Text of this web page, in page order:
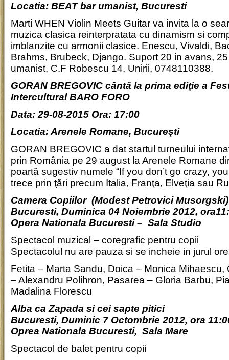
Locatia: BEAT bar umanist, Bucuresti
Marti WHEN Violin Meets Guitar​ va invita la o
muzica clasica reinterpratata cu dinamism si
imblanzite cu armonii clasice. Enescu, Vivaldi,
Brahms, Brubeck, Django. Suport 20 in avans,
umanist, C.F Robescu 14, Unirii, 0748110388.
GORAN BREGOVIC cântă la prima ediţie a
Intercultural BARO FORO
Data: 29-08-2015 Ora: 17:00
Locatia: Arenele Romane, Bucureşti
GORAN BREGOVIC a dat startul turneului
prin România pe 29 august la Arenele Romane
poartă sugestiv numele “If you don’t go crazy,
trece prin ţări precum Italia, Franţa, Elveţia sau
Camera Copiilor (Modest Petrovici Musorgski)
Bucuresti, Duminica 04 Noiembrie 2012,
Opera Nationala Bucuresti – Sala Studio
Spectacol muzical – coregrafic pentru copii
Spectacolul nu are pauza si se incheie in jurul
Fetita – Marta Sandu, Doica – Monica Mihaescu,
– Alexandru Polihron, Pasarea – Gloria Barbu,
Madalina Florescu
Alba ca Zapada si cei sapte pitici
Bucuresti, Duminic 7 Octombrie 2012, ora
Oprea Nationala Bucuresti, Sala Mare
Spectacol de balet pentru copii